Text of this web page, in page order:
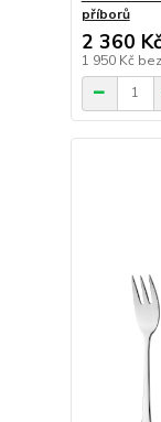
příborů
2 360 Kč
1 950 Kč